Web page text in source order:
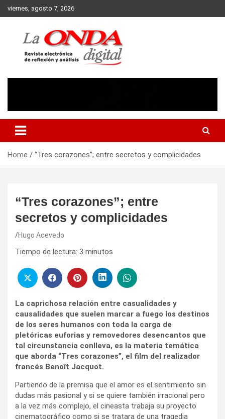
Skip
to
viernes, agosto 7, 2026
Home “Tres corazones”; entre secretos y complicidades
“Tres corazones”; entre
secretos y complicidades
Hugo Acevedo
Tiempo de lectura: 3 minutos
La caprichosa relación entre casualidades y
causalidades que suelen marcar a fuego los destinos
de los seres humanos con toda la carga de
pletóricas euforias y removedores desencantos que
tal circunstancia conlleva, es la materia temática
que aborda “Tres corazones”, el film del realizador
francés Benoît Jacquot.
Partiendo de la premisa que el amor es el sentimiento sin
dudas más pasional y si se quiere también irracional pero
a la vez más complejo, el cineasta trabaja su proyecto
cinematográfico como si se tratara de una tragedia